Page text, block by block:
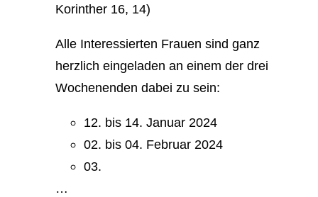
Korinther 16, 14)
Alle Interessierten Frauen sind ganz
herzlich eingeladen an einem der drei
Wochenenden dabei zu sein:
12. bis 14. Januar 2024
02. bis 04. Februar 2024
03.
…